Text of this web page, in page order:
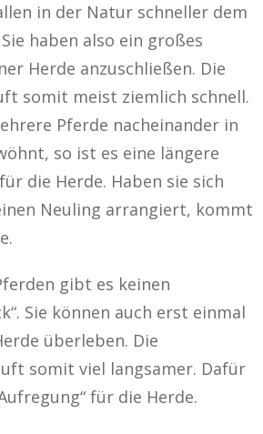
in der Natur schneller dem
haben also ein großes
Herde anzuschließen. Die
somit meist ziemlich schnell.
Pferde nacheinander in
so ist es eine längere
die Herde. Haben sie sich
Neuling arrangiert, kommt
gibt es keinen
Sie können auch erst einmal
überleben. Die
somit viel langsamer. Dafür
für die Herde.